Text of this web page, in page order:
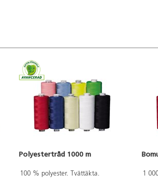
Polyestertråd 1000 m
100 % polyester. Tvättäkta. 1